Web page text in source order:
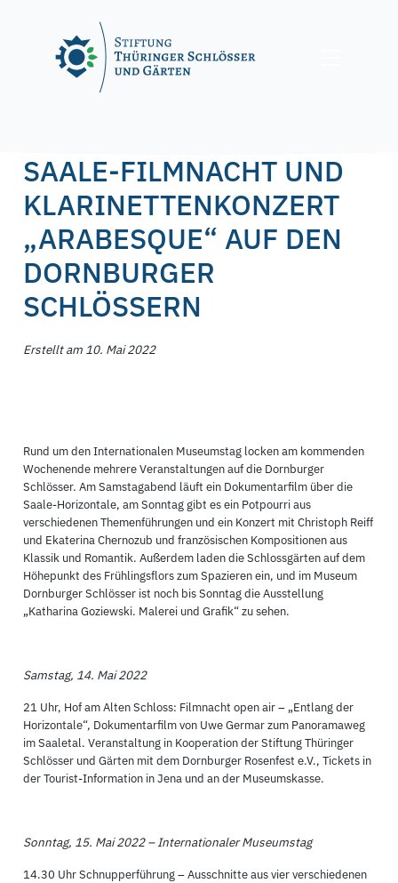
SAALE-FILMNACHT UND
KLARINETTENKONZERT
„ARABESQUE“ AUF DEN
DORNBURGER
SCHLÖSSERN
Erstellt am 10. Mai 2022
Rund um den Internationalen Museumstag locken am kommenden
Wochenende mehrere Veranstaltungen auf die Dornburger
Schlösser. Am Samstagabend läuft ein Dokumentarfilm über die
Saale-Horizontale, am Sonntag gibt es ein Potpourri aus
verschiedenen Themenführungen und ein Konzert mit Christoph Reiff
und Ekaterina Chernozub und französischen Kompositionen aus
Klassik und Romantik. Außerdem laden die Schlossgärten auf dem
Höhepunkt des Frühlingsflors zum Spazieren ein, und im Museum
Dornburger Schlösser ist noch bis Sonntag die Ausstellung
„Katharina Goziewski. Malerei und Grafik“ zu sehen.
Samstag, 14. Mai 2022
21 Uhr, Hof am Alten Schloss: Filmnacht open air – „Entlang der
Horizontale“, Dokumentarfilm von Uwe Germar zum Panoramaweg
im Saaletal. Veranstaltung in Kooperation der Stiftung Thüringer
Schlösser und Gärten mit dem Dornburger Rosenfest e.V., Tickets in
der Tourist-Information in Jena und an der Museumskasse.
Sonntag, 15. Mai 2022 – Internationaler Museumstag
14.30 Uhr Schnupperführung – Ausschnitte aus vier verschiedenen